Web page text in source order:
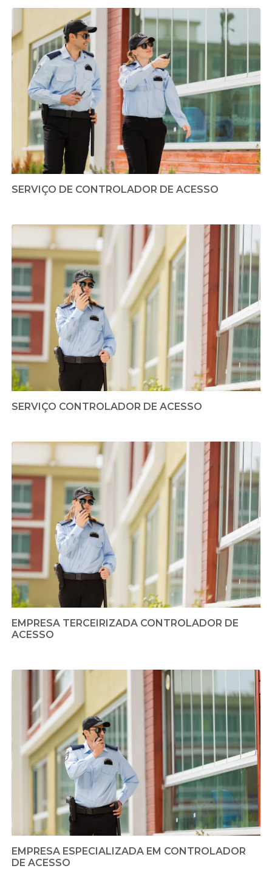
SERVIÇO DE CONTROLADOR DE ACESSO
SERVIÇO CONTROLADOR DE ACESSO
EMPRESA TERCEIRIZADA CONTROLADOR DE
ACESSO
EMPRESA ESPECIALIZADA EM CONTROLADOR
DE ACESSO